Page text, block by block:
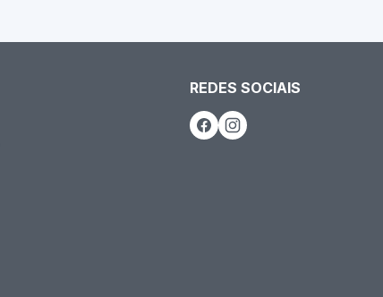
REDES SOCIAIS